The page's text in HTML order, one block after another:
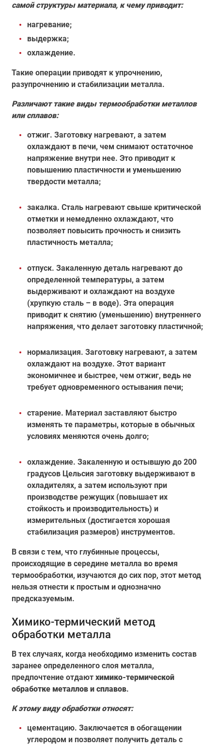
самой структуры материала, к чему приводит:
нагревание;
выдержка;
охлаждение.
Такие операции приводят к упрочнению,
разупрочнению и стабилизации металла.
Различают такие виды термообработки металлов
или сплавов:
отжиг. Заготовку нагревают, а затем
охлаждают в печи, чем снимают остаточное
напряжение внутри нее. Это приводит к
повышению пластичности и уменьшению
твердости металла;
закалка. Сталь нагревают свыше критической
отметки и немедленно охлаждают, что
позволяет повысить прочность и снизить
пластичность металла;
отпуск. Закаленную деталь нагревают до
определенной температуры, а затем
выдерживают и охлаждают на воздухе
(хрупкую сталь – в воде). Эта операция
приводит к снятию (уменьшению) внутреннего
напряжения, что делает заготовку пластичной;
нормализация. Заготовку нагревают, а затем
охлаждают на воздухе. Этот вариант
экономичнее и быстрее, чем отжиг, ведь не
требует одновременного остывания печи;
старение. Материал заставляют быстро
изменять те параметры, которые в обычных
условиях меняются очень долго;
охлаждение. Закаленную и остывшую до 200
градусов Цельсия заготовку выдерживают в
охладителях, а затем используют при
производстве режущих (повышает их
стойкость и производительность) и
измерительных (достигается хорошая
стабилизация размеров) инструментов.
В связи с тем, что глубинные процессы,
происходящие в середине металла во время
термообработки, изучаются до сих пор, этот метод
нельзя отнести к простым и однозначно
предсказуемым.
Химико-термический метод
обработки металла
В тех случаях, когда необходимо изменить состав
заранее определенного слоя металла,
предпочтение отдают химико-термической
обработке металлов и сплавов.
К этому виду обработки относят:
цементацию. Заключается в обогащении
углеродом и позволяет получить деталь с